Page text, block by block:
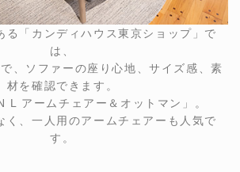
る「カンディハウス東京ショップ」で
は、
、ソファーの座り心地、サイズ感、素
材を確認できます。
L アームチェアー＆オットマン」。
く、一人用のアームチェアーも人気で
す。